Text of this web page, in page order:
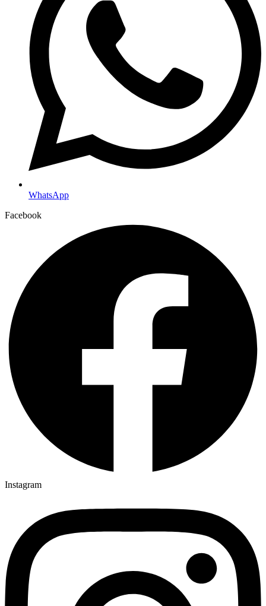
WhatsApp
Facebook
Instagram